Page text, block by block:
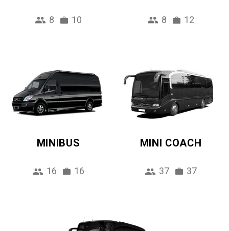
8 10 8 12
MINIBUS
16 16
MINI COACH
37 37